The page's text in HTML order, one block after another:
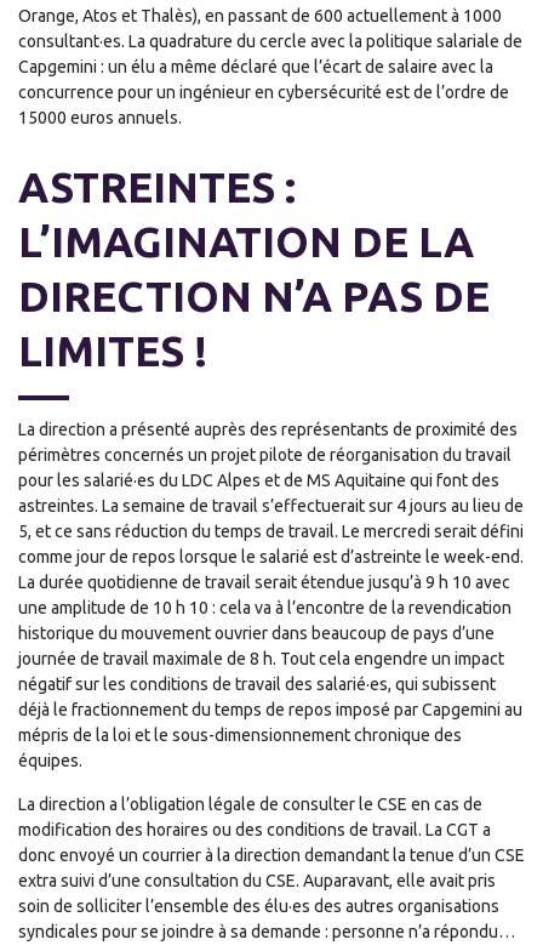
Orange, Atos et Thalès), en passant de 600 actuellement à 1000
consultant·es. La quadrature du cercle avec la politique salariale de
Capgemini : un élu a même déclaré que l’écart de salaire avec la
concurrence pour un ingénieur en cybersécurité est de l’ordre de
15000 euros annuels.
ASTREINTES :
L’IMAGINATION DE LA
DIRECTION N’A PAS DE
LIMITES !
La direction a présenté auprès des représentants de proximité des
périmètres concernés un projet pilote de réorganisation du travail
pour les salarié·es du LDC Alpes et de MS Aquitaine qui font des
astreintes. La semaine de travail s’effectuerait sur 4 jours au lieu de
5, et ce sans réduction du temps de travail. Le mercredi serait défini
comme jour de repos lorsque le salarié est d’astreinte le week-end.
La durée quotidienne de travail serait étendue jusqu’à 9 h 10 avec
une amplitude de 10 h 10 : cela va à l’encontre de la revendication
historique du mouvement ouvrier dans beaucoup de pays d’une
journée de travail maximale de 8 h. Tout cela engendre un impact
négatif sur les conditions de travail des salarié·es, qui subissent
déjà le fractionnement du temps de repos imposé par Capgemini au
mépris de la loi et le sous-dimensionnement chronique des
équipes.
La direction a l’obligation légale de consulter le CSE en cas de
modification des horaires ou des conditions de travail. La CGT a
donc envoyé un courrier à la direction demandant la tenue d’un CSE
extra suivi d’une consultation du CSE. Auparavant, elle avait pris
soin de solliciter l’ensemble des élu·es des autres organisations
syndicales pour se joindre à sa demande : personne n’a répondu…